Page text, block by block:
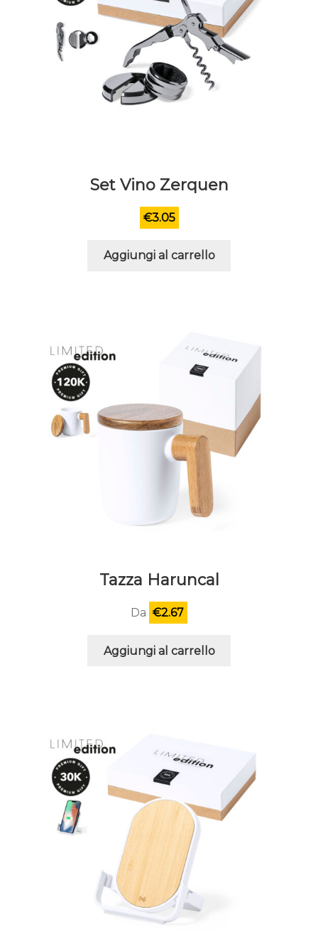
Set Vino Zerquen
€3.05
Aggiungi al carrello
Tazza Haruncal
Da €2.67
Aggiungi al carrello